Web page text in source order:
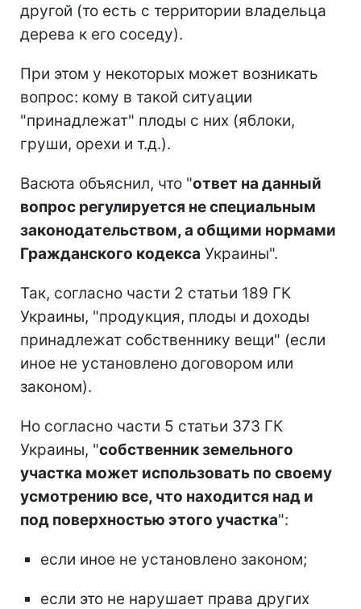
другой (то есть с территории владельца
дерева к его соседу).
При этом у некоторых может возникать
вопрос: кому в такой ситуации
"принадлежат" плоды с них (яблоки,
груши, орехи и т.д.).
Васюта объяснил, что "ответ на данный
вопрос регулируется не специальным
законодательством, а общими нормами
Гражданского кодекса Украины".
Так, согласно части 2 статьи 189 ГК
Украины, "продукция, плоды и доходы
принадлежат собственнику вещи" (если
иное не установлено договором или
законом).
Но согласно части 5 статьи 373 ГК
Украины, "собственник земельного
участка может использовать по своему
усмотрению все, что находится над и
под поверхностью этого участка":
если иное не установлено законом;
если это не нарушает права других